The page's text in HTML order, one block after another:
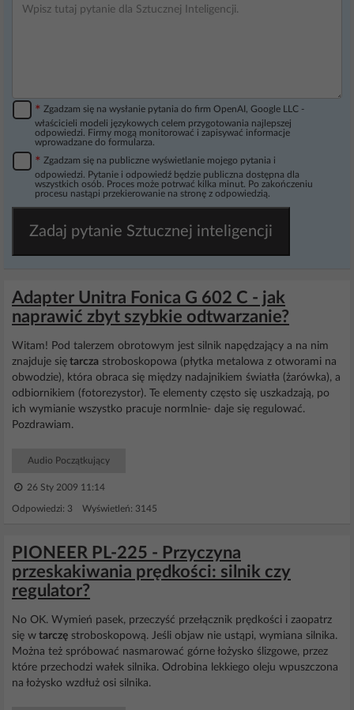
* Zgadzam się na wysłanie pytania do firm OpenAI, Google LLC -
właścicieli modeli językowych celem przygotowania najlepszej
odpowiedzi. Firmy mogą monitorować i zapisywać informacje
wprowadzane do formularza.
* Zgadzam się na publiczne wyświetlanie mojego pytania i
odpowiedzi. Pytanie i odpowiedź będzie publiczna dostępna dla
wszystkich osób. Proces może potrwać kilka minut. Po zakończeniu
procesu nastąpi przekierowanie na stronę z odpowiedzią.
Zadaj pytanie Sztucznej inteligencji
Adapter Unitra Fonica G 602 C - jak
naprawić zbyt szybkie odtwarzanie?
Witam! Pod talerzem obrotowym jest silnik napędzający a na nim
znajduje się tarcza stroboskopowa (płytka metalowa z otworami na
obwodzie), która obraca się między nadajnikiem światła (żarówka), a
odbiornikiem (fotorezystor). Te elementy często się uszkadzają, po
ich wymianie wszystko pracuje normlnie- daje się regulować.
Pozdrawiam.
Audio Początkujący
26 Sty 2009 11:14
Odpowiedzi: 3 Wyświetleń: 3145
PIONEER PL-225 - Przyczyna
przeskakiwania prędkości: silnik czy
regulator?
No OK. Wymień pasek, przeczyść przełącznik prędkości i zaopatrz
się w tarczę stroboskopową. Jeśli objaw nie ustąpi, wymiana silnika.
Można też spróbować nasmarować górne łożysko ślizgowe, przez
które przechodzi wałek silnika. Odrobina lekkiego oleju wpuszczona
na łożysko wzdłuż osi silnika.